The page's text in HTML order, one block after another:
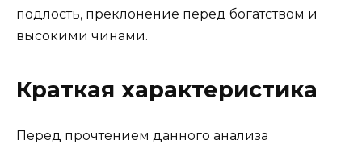
подлость, преклонение перед богатством и
высокими чинами.
Краткая характеристика
Перед прочтением данного анализа